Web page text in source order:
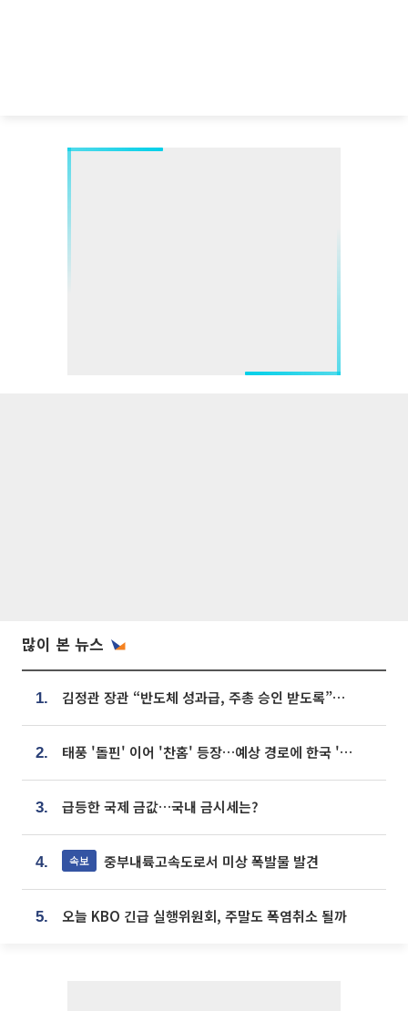
많이 본 뉴스
1. 김정관 장관 “반도체 성과급, 주총 승인 받도록”…상법·자본시장법 개정 시사
2. 태풍 '돌핀' 이어 '찬홈' 등장…예상 경로에 한국 '한숨'
3. 급등한 국제 금값…국내 금시세는?
4. 속보 중부내륙고속도로서 미상 폭발물 발견
5. 오늘 KBO 긴급 실행위원회, 주말도 폭염취소 될까